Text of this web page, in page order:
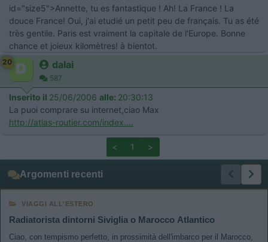
id="size5">Annette, tu es fantastique ! Ah! La France ! La
douce France! Oui, j'ai etudié un petit peu de français. Tu as été
très gentile. Paris est vraiment la capitale de l'Europe. Bonne
chance et joieux kilomètres! à bientot.
20 dalai
587
Inserito il 25/06/2006 alle: 20:30:13
La puoi comprare su internet,ciao Max
http://atlas-routier.com/index....
< 1 >
Argomenti recenti
VIAGGI ALL'ESTERO
Radiatorista dintorni Siviglia o Marocco Atlantico
Ciao, con tempismo perfetto, in prossimità dell'imbarco per il Marocco,